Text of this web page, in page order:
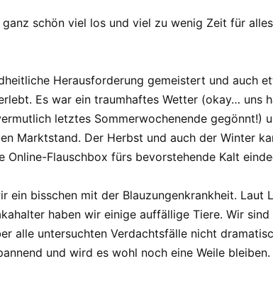
schön viel los und viel zu wenig Zeit für
Herausforderung gemeistert und auch
Es war ein traumhaftes Wetter (okay… uns
letztes Sommerwochenende gegönnt!)
Marktstand. Der Herbst und auch der Winter
Online-Flauschbox fürs bevorstehende Kalt
ein bisschen mit der Blauzungenkrankheit. Laut
haben wir einige auffällige Tiere. Wir
alle untersuchten Verdachtsfälle nicht
und wird es wohl noch eine Weile bleiben.